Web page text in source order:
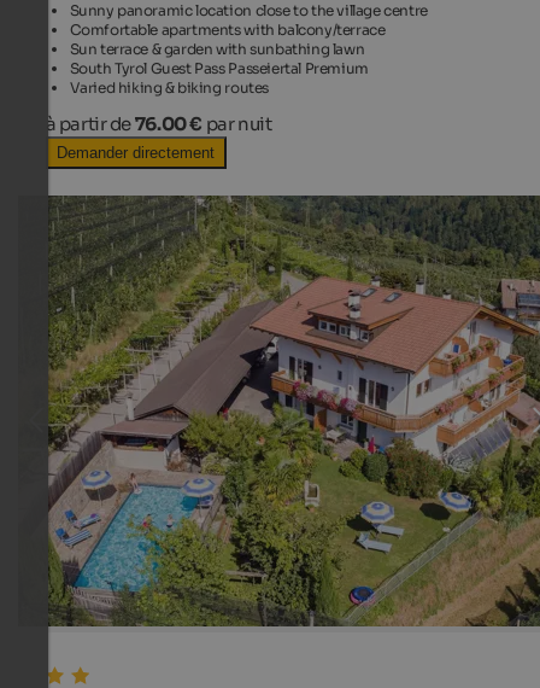
Sunny panoramic location close to the village centre
Comfortable apartments with balcony/terrace
Sun terrace & garden with sunbathing lawn
South Tyrol Guest Pass Passeiertal Premium
Varied hiking & biking routes
à partir de76.00 € par nuit
Demander directement